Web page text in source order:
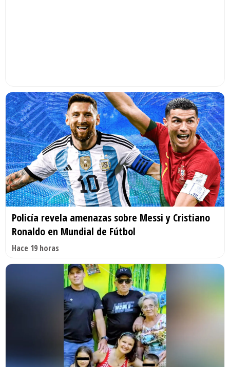
Policía revela amenazas sobre Messi y Cristiano
Ronaldo en Mundial de Fútbol
Hace 19 horas